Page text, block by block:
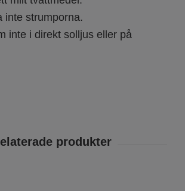
inte strumporna.
inte i direkt solljus eller på